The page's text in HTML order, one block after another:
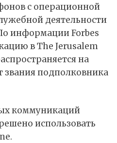
с операционной
деятельности
информацииForbes
в The Jerusalem
на
звания подполковника
коммуникаций
использовать